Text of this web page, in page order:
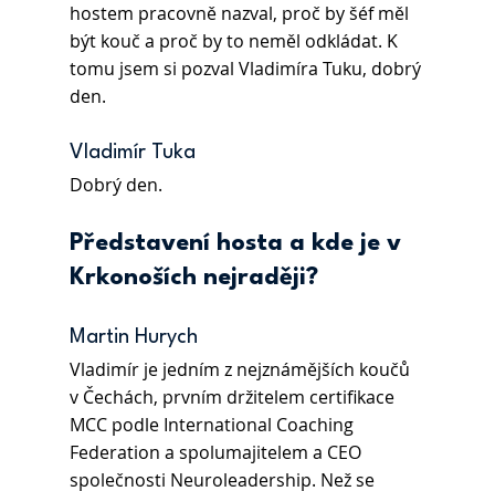
hostem pracovně nazval, proč by šéf měl
být kouč a proč by to neměl odkládat. K
tomu jsem si pozval Vladimíra Tuku, dobrý
den.
Vladimír Tuka
Dobrý den.
Představení hosta a kde je v
Krkonoších nejraději?
Martin Hurych
Vladimír je jedním z nejznámějších koučů
v Čechách, prvním držitelem certifikace
MCC podle International Coaching
Federation a spolumajitelem a CEO
společnosti Neuroleadership. Než se